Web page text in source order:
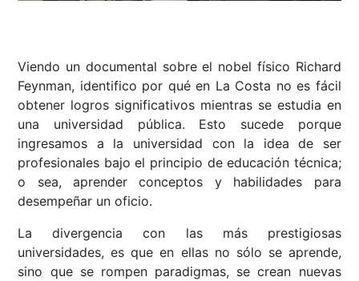
Viendo un documental sobre el nobel físico Richard
Feynman, identifico por qué en La Costa no es fácil
obtener logros significativos mientras se estudia en
una universidad pública. Esto sucede porque
ingresamos a la universidad con la idea de ser
profesionales bajo el principio de educación técnica;
o sea, aprender conceptos y habilidades para
desempeñar un oficio.
La divergencia con las más prestigiosas
universidades, es que en ellas no sólo se aprende,
sino que se rompen paradigmas, se crean nuevas